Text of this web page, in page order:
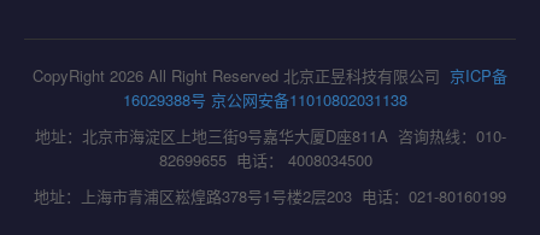
CopyRight 2026 All Right Reserved 北京正昱科技有限公司 京ICP备
16029388号 京公网安备11010802031138
地址：北京市海淀区上地三街9号嘉华大厦D座811A 咨询热线：010-
82699655 电话： 4008034500
地址：上海市青浦区崧煌路378号1号楼2层203 电话：021-80160199